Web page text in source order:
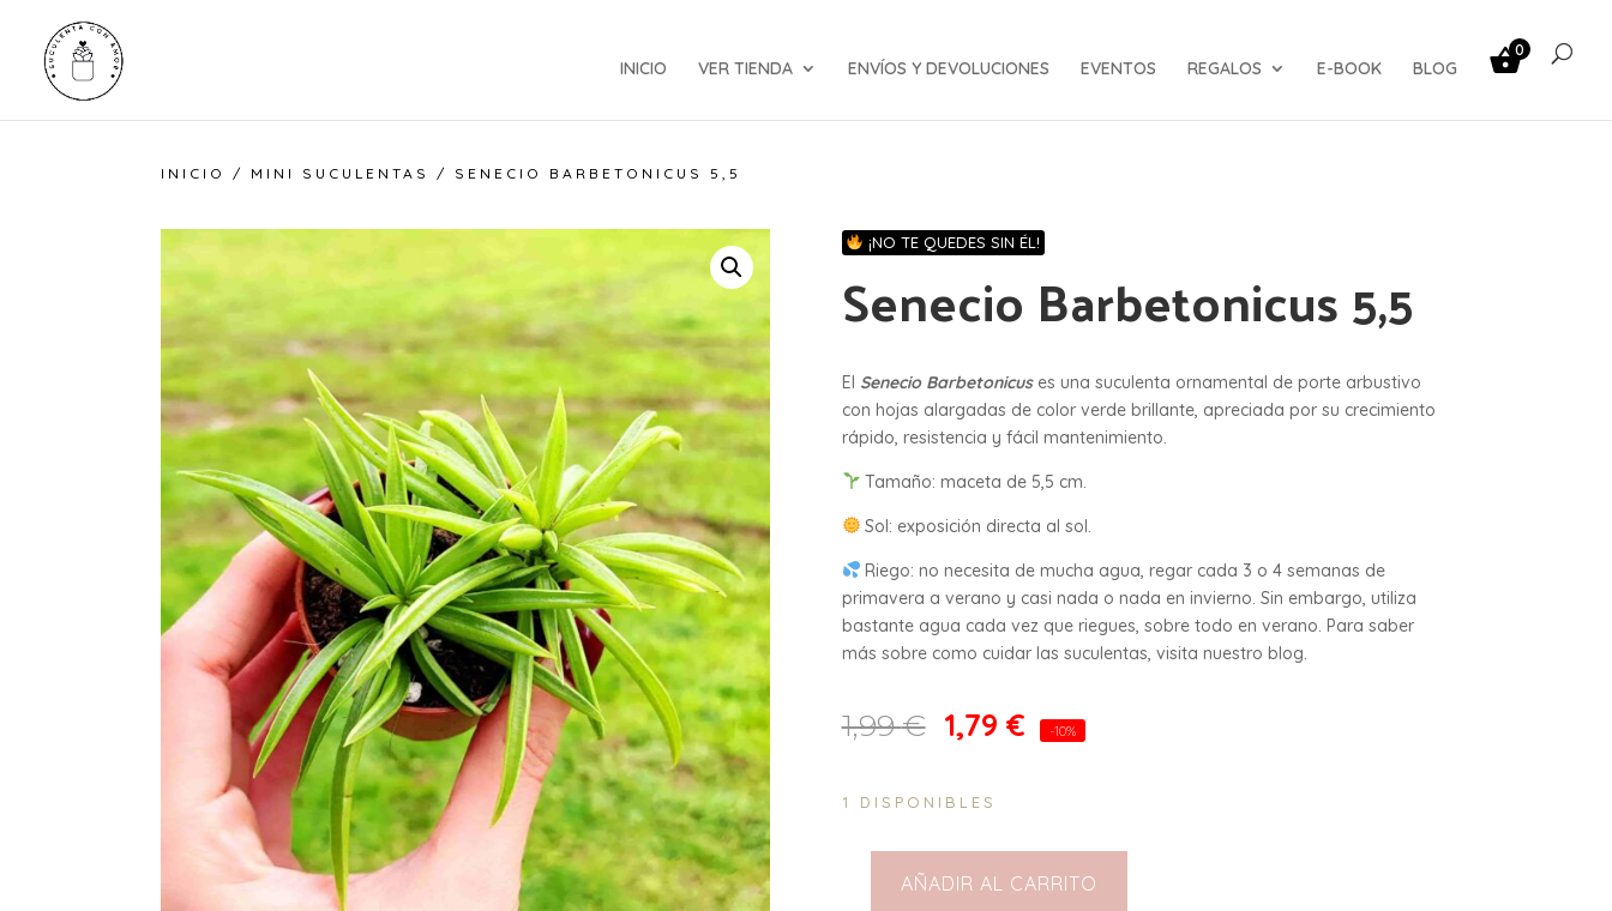
INICIO VER TIENDA ENVÍOS Y DEVOLUCIONES EVENTOS REGALOS E-BOOK BLOG
0
INICIO / MINI SUCULENTAS / SENECIO BARBETONICUS 5,5
¡NO TE QUEDES SIN ÉL!
Senecio Barbetonicus 5,5
El Senecio Barbetonicuses una suculenta ornamental de porte arbustivo
con hojas alargadas de color verde brillante, apreciada por su crecimiento
rápido, resistencia y fácil mantenimiento.
Tamaño: maceta de 5,5 cm.
Sol: exposición directa al sol.
Riego: no necesita de mucha agua, regar cada 3 o 4 semanas de
primavera a verano y casi nada o nada en invierno. Sin embargo, utiliza
bastante agua cada vez que riegues, sobre todo en verano. Para saber
más sobre como cuidar las suculentas, visita nuestro blog.
1,99€ 1,79 € -10%
1 DISPONIBLES
Senecio
AÑADIR AL CARRITO